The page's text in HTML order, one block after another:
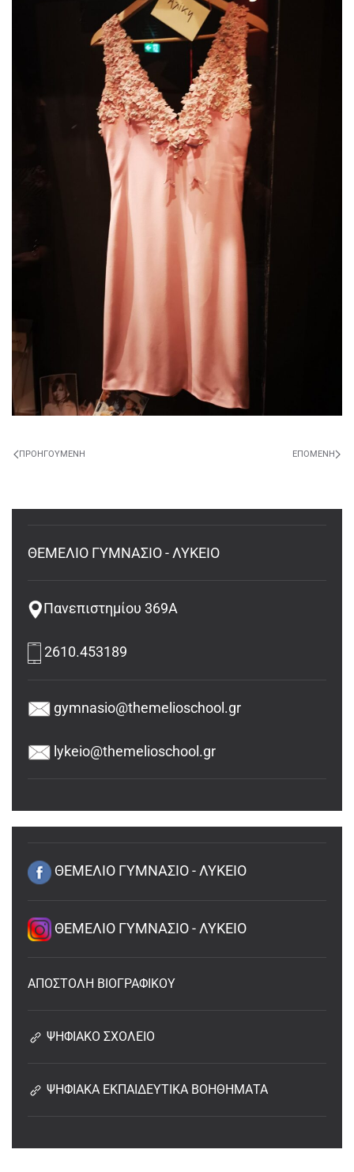
ΠΡΟΗΓΟΎΜΕΝΗ ΕΠΌΜΕΝΗ
ΘΕΜΕΛΙΟ ΓΥΜΝΑΣΙΟ - ΛΥΚΕΙΟ
Πανεπιστημίου 369Α
2610.453189
gymnasio@themelioschool.gr
lykeio@themelioschool.gr
ΘΕΜΕΛΙΟ ΓΥΜΝΑΣΙΟ - ΛΥΚΕΙΟ
ΘΕΜΕΛΙΟ ΓΥΜΝΑΣΙΟ - ΛΥΚΕΙΟ
ΑΠΟΣΤΟΛΗ ΒΙΟΓΡΑΦΙΚΟΥ
ΨΗΦΙΑΚΟ ΣΧΟΛΕΙΟ
ΨΗΦΙΑΚΑ ΕΚΠΑΙΔΕΥΤΙΚΑ ΒΟΗΘΗΜΑΤΑ